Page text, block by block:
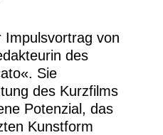
Impulsvortrag von
des
Sie
des Kurzfilms
Potenzial, das
Kunstform